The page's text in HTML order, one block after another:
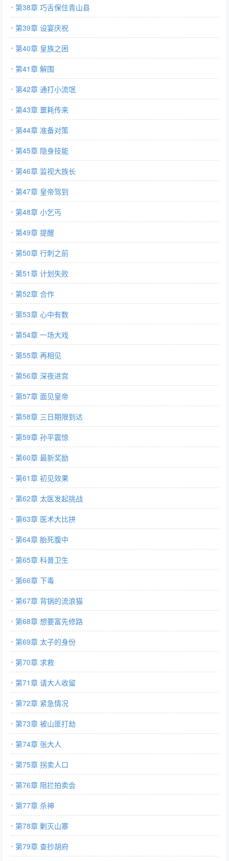
第38章 巧舌保住青山县
第39章 设宴庆祝
第40章 皇族之困
第41章 解围
第42章 通打小流氓
第43章 噩耗传来
第44章 准备对策
第45章 隐身技能
第46章 监视大族长
第47章 皇帝驾到
第48章 小乞丐
第49章 提醒
第50章 行刺之前
第51章 计划失败
第52章 合作
第53章 心中有数
第54章 一场大戏
第55章 再相见
第56章 深夜进宫
第57章 面见皇帝
第58章 三日期限到达
第59章 孙平震惊
第60章 最新奖励
第61章 初见效果
第62章 太医发起挑战
第63章 医术大比拼
第64章 胎死腹中
第65章 科普卫生
第66章 下毒
第67章 背锅的流浪猫
第68章 想要富先修路
第69章 太子的身份
第70章 求救
第71章 请大人收留
第72章 紧急情况
第73章 被山匪打劫
第74章 张大人
第75章 拐卖人口
第76章 阻拦拍卖会
第77章 杀神
第78章 剿灭山寨
第79章 查抄胡府